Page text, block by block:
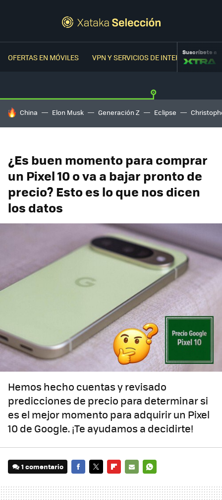
OFERTAS EN MÓVILES VPN Y SERVICIOS DE INTERNETSuscríbete a
HOY SE HABLA DE
China Elon Musk Generación Z Eclipse
¿Es buen momento para comprar
un Pixel 10 o va a bajar pronto de
precio? Esto es lo que nos dicen
los datos
Hemos hecho cuentas y revisado
predicciones de precio para determinar si
es el mejor momento para adquirir un Pixel
10 de Google. ¡Te ayudamos a decidirte!
1 comentario
MAIL